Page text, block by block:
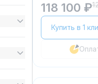
118 100 ₽
Купить в 1